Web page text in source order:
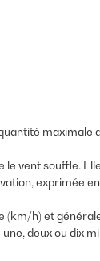
maximale
le vent souffle.
exprimée
(km/h) et
deux ou dix